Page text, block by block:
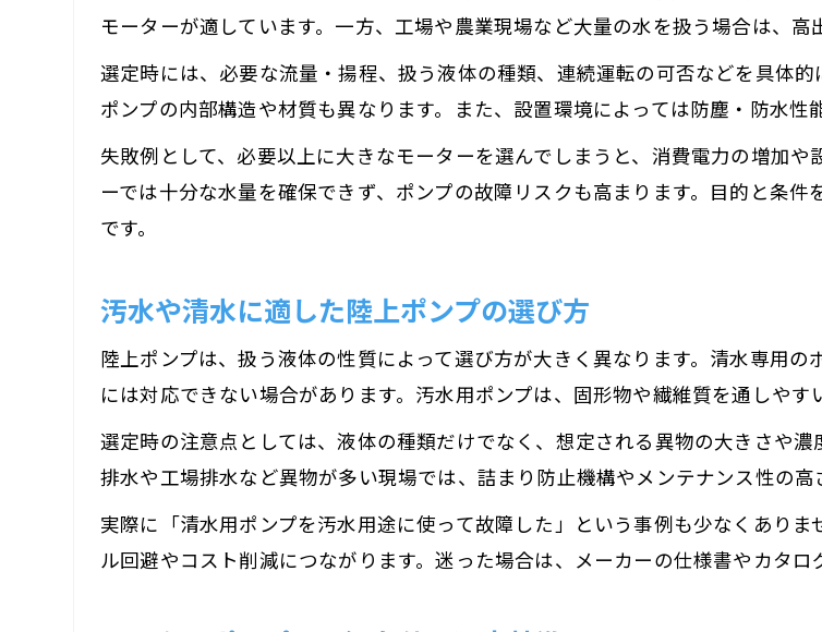
モーターが適しています。一方、工場や農業現場など大量の水を扱う場合は、高
選定時には、必要な流量・揚程、扱う液体の種類、連続運転の可否などを具体
ポンプの内部構造や材質も異なります。また、設置環境によっては防塵・防水性
失敗例として、必要以上に大きなモーターを選んでしまうと、消費電力の増加
ーでは十分な水量を確保できず、ポンプの故障リスクも高まります。目的と条
です。
汚水や清水に適した陸上ポンプの選び方
陸上ポンプは、扱う液体の性質によって選び方が大きく異なります。清水専用
には対応できない場合があります。汚水用ポンプは、固形物や繊維質を通しやす
選定時の注意点としては、液体の種類だけでなく、想定される異物の大きさや
排水や工場排水など異物が多い現場では、詰まり防止機構やメンテナンス性の高
実際に「清水用ポンプを汚水用途に使って故障した」という事例も少なくあり
ル回避やコスト削減につながります。迷った場合は、メーカーの仕様書やカタロ